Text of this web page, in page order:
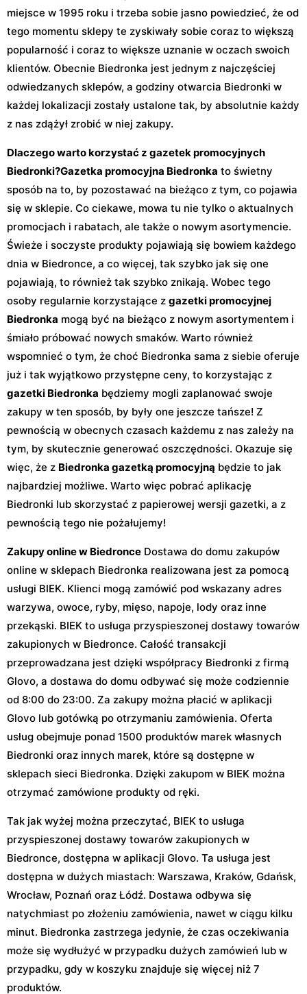
miejsce w 1995 roku i trzeba sobie jasno powiedzieć, że od
tego momentu sklepy te zyskiwały sobie coraz to większą
popularność i coraz to większe uznanie w oczach swoich
klientów. Obecnie Biedronka jest jednym z najczęściej
odwiedzanych sklepów, a godziny otwarcia Biedronki w
każdej lokalizacji zostały ustalone tak, by absolutnie każdy
z nas zdążył zrobić w niej zakupy.
Dlaczego warto korzystać z gazetek promocyjnych
Biedronki?Gazetka promocyjna Biedronka to świetny
sposób na to, by pozostawać na bieżąco z tym, co pojawia
się w sklepie. Co ciekawe, mowa tu nie tylko o aktualnych
promocjach i rabatach, ale także o nowym asortymencie.
Świeże i soczyste produkty pojawiają się bowiem każdego
dnia w Biedronce, a co więcej, tak szybko jak się one
pojawiają, to również tak szybko znikają. Wobec tego
osoby regularnie korzystające z gazetki promocyjnej
Biedronka mogą być na bieżąco z nowym asortymentem i
śmiało próbować nowych smaków. Warto również
wspomnieć o tym, że choć Biedronka sama z siebie oferuje
już i tak wyjątkowo przystępne ceny, to korzystając z
gazetki Biedronka będziemy mogli zaplanować swoje
zakupy w ten sposób, by były one jeszcze tańsze! Z
pewnością w obecnych czasach każdemu z nas zależy na
tym, by skutecznie generować oszczędności. Okazuje się
więc, że z Biedronka gazetką promocyjną będzie to jak
najbardziej możliwe. Warto więc pobrać aplikację
Biedronki lub skorzystać z papierowej wersji gazetki, a z
pewnością tego nie pożałujemy!
Zakupy online w Biedronce Dostawa do domu zakupów
online w sklepach Biedronka realizowana jest za pomocą
usługi BIEK. Klienci mogą zamówić pod wskazany adres
warzywa, owoce, ryby, mięso, napoje, lody oraz inne
przekąski. BIEK to usługa przyspieszonej dostawy towarów
zakupionych w Biedronce. Całość transakcji
przeprowadzana jest dzięki współpracy Biedronki z firmą
Glovo, a dostawa do domu odbywać się może codziennie
od 8:00 do 23:00. Za zakupy można płacić w aplikacji
Glovo lub gotówką po otrzymaniu zamówienia. Oferta
usług obejmuje ponad 1500 produktów marek własnych
Biedronki oraz innych marek, które są dostępne w
sklepach sieci Biedronka. Dzięki zakupom w BIEK można
otrzymać zamówione produkty od ręki.
Tak jak wyżej można przeczytać, BIEK to usługa
przyspieszonej dostawy towarów zakupionych w
Biedronce, dostępna w aplikacji Glovo. Ta usługa jest
dostępna w dużych miastach: Warszawa, Kraków, Gdańsk,
Wrocław, Poznań oraz Łódź. Dostawa odbywa się
natychmiast po złożeniu zamówienia, nawet w ciągu kilku
minut. Biedronka zastrzega jedynie, że czas oczekiwania
może się wydłużyć w przypadku dużych zamówień lub w
przypadku, gdy w koszyku znajduje się więcej niż 7
produktów.